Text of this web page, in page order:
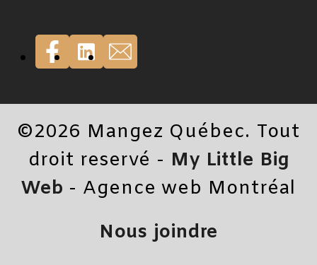
©2026 Mangez Québec. Tout
droit reservé - My Little Big
Web - Agence web Montréal
Nous joindre